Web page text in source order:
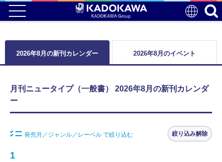
2026年8月の新刊カレンダー 2026年8月のイベント
月刊ニュータイプ（一般書） 2026年8月の新刊カレンダ
ー
発売月／ジャンル／レーベル で絞り込む 絞り込み解除
1